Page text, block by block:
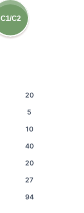
C1/C2
20
5
10
40
20
27
94